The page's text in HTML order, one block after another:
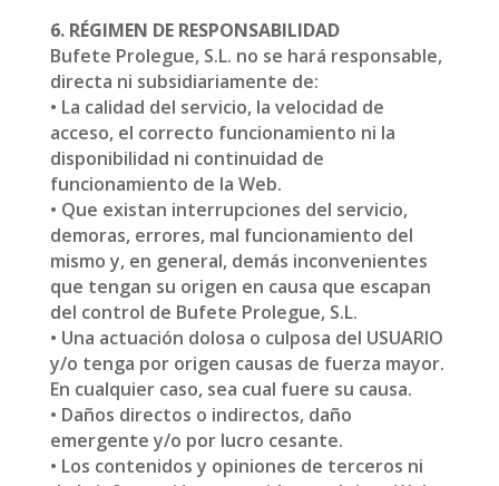
6. RÉGIMEN DE RESPONSABILIDAD
Bufete Prolegue, S.L. no se hará responsable,
directa ni subsidiariamente de:
• La calidad del servicio, la velocidad de
acceso, el correcto funcionamiento ni la
disponibilidad ni continuidad de
funcionamiento de la Web.
• Que existan interrupciones del servicio,
demoras, errores, mal funcionamiento del
mismo y, en general, demás inconvenientes
que tengan su origen en causa que escapan
del control de Bufete Prolegue, S.L.
• Una actuación dolosa o culposa del USUARIO
y/o tenga por origen causas de fuerza mayor.
En cualquier caso, sea cual fuere su causa.
• Daños directos o indirectos, daño
emergente y/o por lucro cesante.
• Los contenidos y opiniones de terceros ni